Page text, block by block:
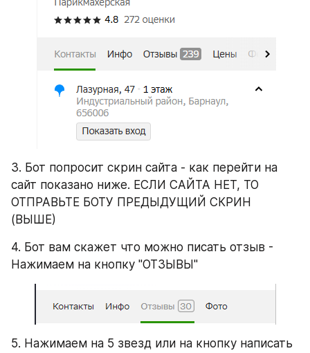
3. Бот попросит скрин сайта - как перейти на
сайт показано ниже. ЕСЛИ САЙТА НЕТ, ТО
ОТПРАВЬТЕ БОТУ ПРЕДЫДУЩИЙ СКРИН
(ВЫШЕ)
4. Бот вам скажет что можно писать отзыв -
Нажимаем на кнопку "ОТЗЫВЫ"
5. Нажимаем на 5 звезд или на кнопку написать